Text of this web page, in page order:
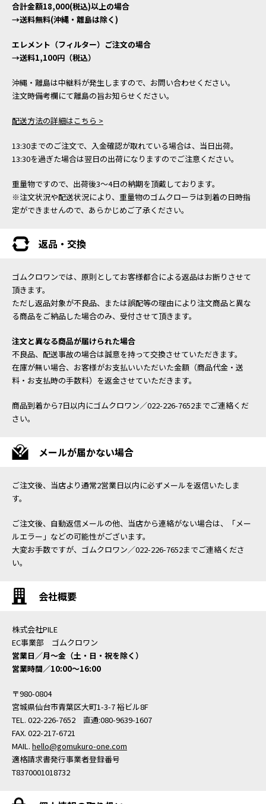
合計金額18,000(税込)以上の場合
→送料無料(沖縄・離島は除く)
エレメント（フィルター）ご注文の場合
→送料1,100円（税込）
沖縄・離島は中継料が発生しますので、お問い合わせください。
注文時備考欄にて離島の旨お知らせください。
配送方法の詳細はこちら >
13:30までのご注文で、入金確認が取れている場合は、当日出荷。
13:30を過ぎた場合は翌日の出荷になりますのでご注意ください。
重量物ですので、出荷後3～4日の納期を頂戴しております。
※注文状況や配送状況により、重量物のゴムクローラは到着の日時指
定ができませんので、あらかじめご了承ください。
返品・交換
ゴムクロワンでは、原則としてお客様都合による返品はお断りさせて
頂きます。
ただし返品対象が不良品、または誤配等の理由により注文商品と異な
る商品をご納品した場合のみ、受付させて頂きます。
注文と異なる商品が届けられた場合
不良品、配送事故の場合は誠意を持って交換させていただきます。
在庫が無い場合、お客様がお支払いいただいた金額（商品代金・送
料・お支払時の手数料）を返金させていただきます。
商品到着から7日以内にゴムクロワン／022-226-7652までご連絡くだ
さい。
メールが届かない場合
ご注文後、当店より通常2営業日以内に必ずメールを返信いたしま
す。
ご注文後、自動返信メールの他、当店から連絡がない場合は、「メー
ルエラー」などの可能性がございます。
大変お手数ですが、ゴムクロワン／022-226-7652までご連絡くださ
い。
会社概要
株式会社PILE
EC事業部 ゴムクロワン
営業日／月〜金（土・日・祝を除く）
営業時間／10:00〜16:00
〒980-0804
宮城県仙台市青葉区大町1-3-7 裕ビル8F
TEL. 022-226-7652 直通:080-9639-1607
FAX. 022-217-6721
MAIL. hello@gomukuro-one.com
適格請求書発行事業者登録番号
T8370001018732